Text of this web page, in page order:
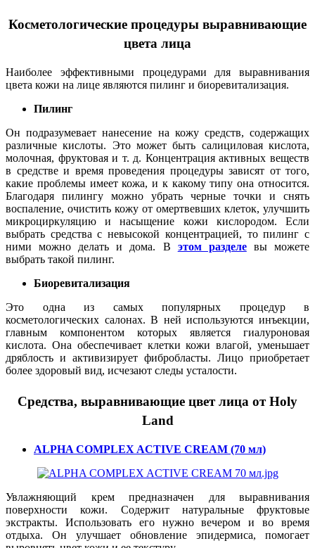
Косметологические процедуры выравнивающие
цвета лица
Наиболее эффективными процедурами для выравнивания
цвета кожи на лице являются пилинг и биоревитализация.
Пилинг
Он подразумевает нанесение на кожу средств, содержащих
различные кислоты. Это может быть салициловая кислота,
молочная, фруктовая и т. д. Концентрация активных веществ
в средстве и время проведения процедуры зависят от того,
какие проблемы имеет кожа, и к какому типу она относится.
Благодаря пилингу можно убрать черные точки и снять
воспаление, очистить кожу от омертвевших клеток, улучшить
микроциркуляцию и насыщение кожи кислородом. Если
выбрать средства с невысокой концентрацией, то пилинг с
ними можно делать и дома. В этом разделевы можете
выбрать такой пилинг.
Биоревитализация
Это одна из самых популярных процедур в
косметологических салонах. В ней используются инъекции,
главным компонентом которых является гиалуроновая
кислота. Она обеспечивает клетки кожи влагой, уменьшает
дряблость и активизирует фибробласты. Лицо приобретает
более здоровый вид, исчезают следы усталости.
Средства, выравнивающие цвет лица от Holy
Land
ALPHA COMPLEX ACTIVE CREAM (70 мл)
Увлажняющий крем предназначен для выравнивания
поверхности кожи. Содержит натуральные фруктовые
экстракты. Использовать его нужно вечером и во время
отдыха. Он улучшает обновление эпидермиса, помогает